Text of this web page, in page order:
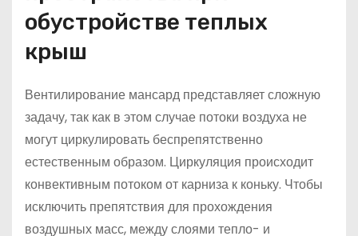
обустройстве теплых
крыш
Вентилирование мансард представляет сложную
задачу, так как в этом случае потоки воздуха не
могут циркулировать беспрепятственно
естественным образом. Циркуляция происходит
конвективным потоком от карниза к коньку. Чтобы
исключить препятствия для прохождения
воздушных масс, между слоями тепло- и